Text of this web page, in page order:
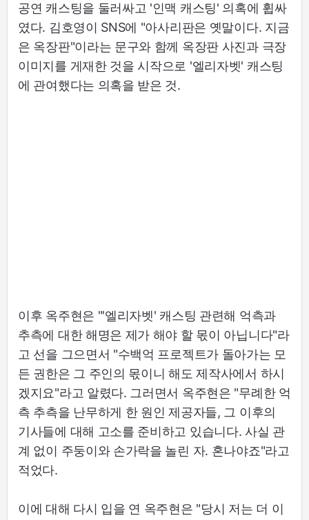
공연 캐스팅을 둘러싸고 '인맥 캐스팅' 의혹에 휩싸
였다. 김호영이 SNS에 "아사리판은 옛말이다. 지금
은 옥장판"이라는 문구와 함께 옥장판 사진과 극장
이미지를 게재한 것을 시작으로 '엘리자벳' 캐스팅
에 관여했다는 의혹을 받은 것.
이후 옥주현은 "'엘리자벳' 캐스팅 관련해 억측과
추측에 대한 해명은 제가 해야 할 몫이 아닙니다"라
고 선을 그으면서 "수백억 프로젝트가 돌아가는 모
든 권한은 그 주인의 몫이니 해도 제작사에서 하시
겠지요"라고 알렸다. 그러면서 옥주현은 "무례한 억
측 추측을 난무하게 한 원인 제공자들, 그 이후의
기사들에 대해 고소를 준비하고 있습니다. 사실 관
계 없이 주둥이와 손가락을 놀린 자. 혼나야죠"라고
적었다.
이에 대해 다시 입을 연 옥주현은 "당시 저는 더 이